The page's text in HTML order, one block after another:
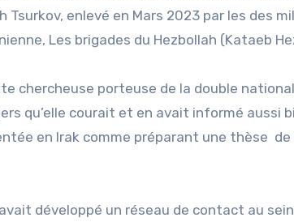
Tsurkov, enlevé en Mars 2023 par les des
Les brigades du Hezbollah (Kataeb
chercheuse porteuse de la double
qu’elle courait et en avait informé aussi
en Irak comme préparant une thèse
développé un réseau de contact au